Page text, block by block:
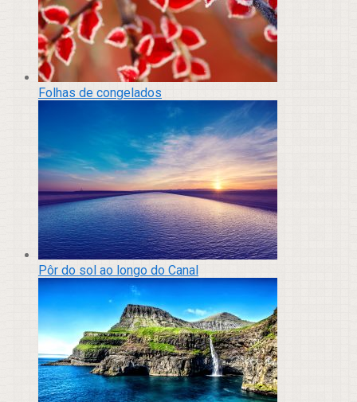
Folhas de congelados
Pôr do sol ao longo do Canal